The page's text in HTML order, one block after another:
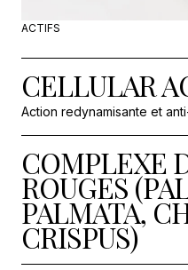
ACTIFS
CELLULAR
Action redynamisante et
COMPLEXE
ROUGES
PALMATA,
CRISPUS)